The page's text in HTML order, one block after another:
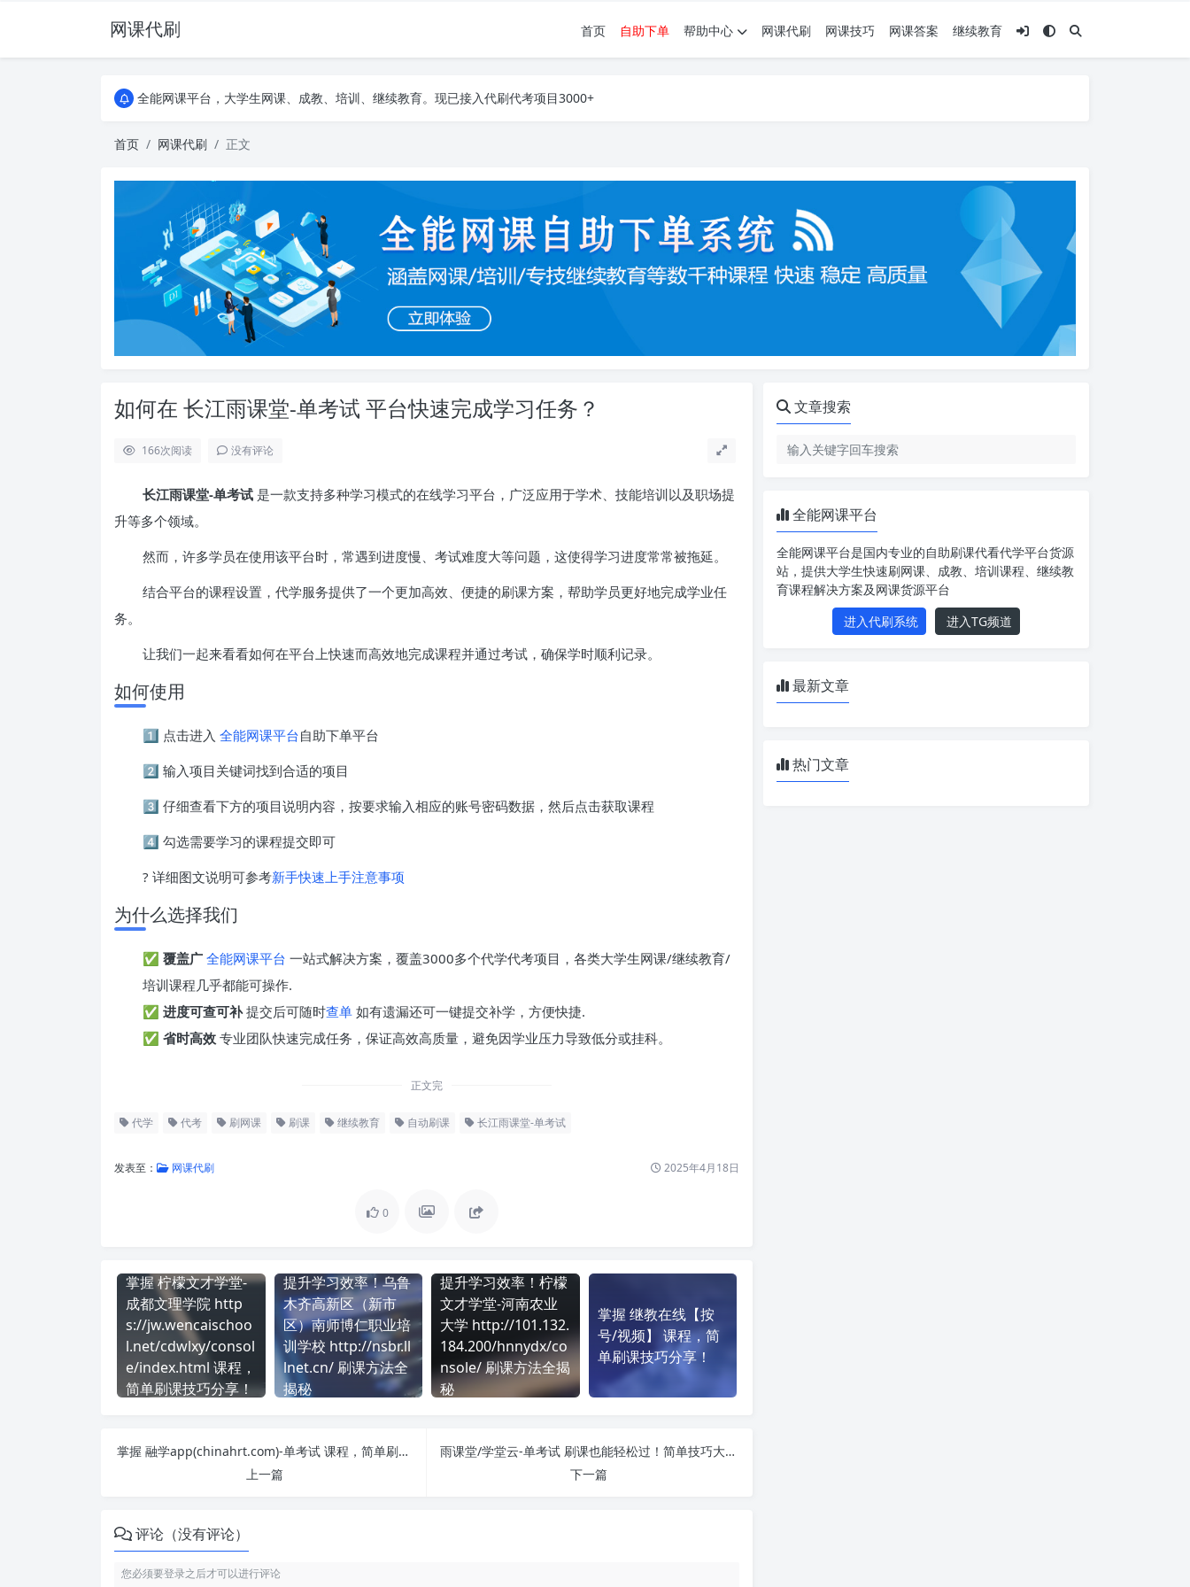
网课代刷 首页 自助下单 帮助中心 网课代刷 网课技巧 网课答案 继续教育
AI论文写作平台，根据真实文献内容生成论文
全能网课平台，大学生网课、成教、培训、继续教育。现已接入代刷代考项目3000+
全能网课平台，大学生网课、成教、培训、继续教育。现已接入代刷代考项目3000+
首页 网课代刷 正文
如何在 长江雨课堂-单考试 平台快速完成学习任务？
166次阅读 没有评论
长江雨课堂-单考试 是一款支持多种学习模式的在线学习平台，广泛应用于学术、技能培训以及职场提
升等多个领域。
然而，许多学员在使用该平台时，常遇到进度慢、考试难度大等问题，这使得学习进度常常被拖延。
结合平台的课程设置，代学服务提供了一个更加高效、便捷的刷课方案，帮助学员更好地完成学业任
务。
让我们一起来看看如何在平台上快速而高效地完成课程并通过考试，确保学时顺利记录。
如何使用
1️⃣ 点击进入 全能网课平台自助下单平台
2️⃣ 输入项目关键词找到合适的项目
3️⃣ 仔细查看下方的项目说明内容，按要求输入相应的账号密码数据，然后点击获取课程
4️⃣ 勾选需要学习的课程提交即可
? 详细图文说明可参考新手快速上手注意事项
为什么选择我们
✅ 覆盖广 全能网课平台 一站式解决方案，覆盖3000多个代学代考项目，各类大学生网课/继续教育/
培训课程几乎都能可操作.
✅ 进度可查可补提交后可随时查单 如有遗漏还可一键提交补学，方便快捷.
✅ 省时高效 专业团队快速完成任务，保证高效高质量，避免因学业压力导致低分或挂科。
正文完
代学 代考 刷网课 刷课 继续教育 自动刷课 长江雨课堂-单考试
发表至： 网课代刷 2025年4月18日
0
掌握 柠檬文才学堂-
成都文理学院 http
s://jw.wencaischoo
l.net/cdwlxy/consol
e/index.html 课程，
简单刷课技巧分享！
提升学习效率！乌鲁
木齐高新区（新市
区）南师博仁职业培
训学校 http://nsbr.ll
lnet.cn/ 刷课方法全
揭秘
提升学习效率！柠檬
文才学堂-河南农业
大学 http://101.132.
184.200/hnnydx/co
nsole/ 刷课方法全揭
秘
掌握 继教在线【按
号/视频】 课程，简
单刷课技巧分享！
掌握 融学app(chinahrt.com)-单考试 课程，简单刷课技巧分享！
上一篇
雨课堂/学堂云-单考试 刷课也能轻松过！简单技巧大公开
下一篇
评论（没有评论）
文章搜索
全能网课平台
全能网课平台是国内专业的自助刷课代看代学平台货源
站，提供大学生快速刷网课、成教、培训课程、继续教
育课程解决方案及网课货源平台
进入代刷系统
进入TG频道
最新文章
热门文章